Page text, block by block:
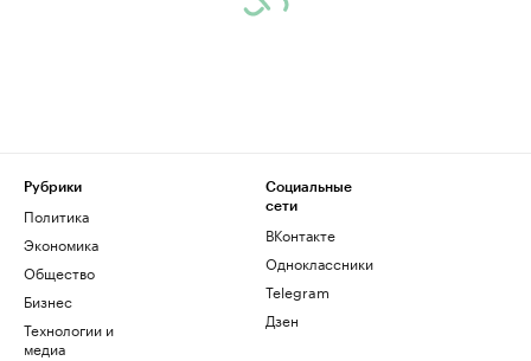
Рубрики
Политика
Экономика
Общество
Бизнес
Технологии и
медиа
Социальные
сети
ВКонтакте
Одноклассники
Telegram
Дзен